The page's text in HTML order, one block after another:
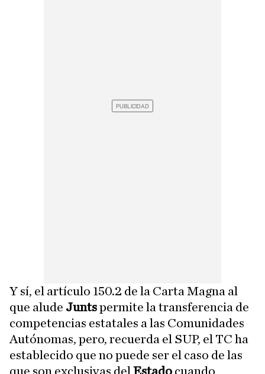
Y sí, el artículo 150.2 de la Carta Magna al
que alude Juntspermite la transferencia de
competencias estatales a las Comunidades
Autónomas, pero, recuerda el SUP, el TC ha
establecido que no puede ser el caso de las
que son exclusivas del Estado cuando